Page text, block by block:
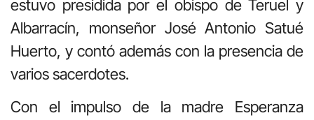
estuvo presidida por el obispo de Teruel y
Albarracín, monseñor José Antonio Satué
Huerto, y contó además con la presencia de
varios sacerdotes.
Con el impulso de la madre Esperanza